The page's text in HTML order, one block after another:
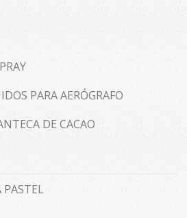
PARA AERÓGRAFO
DE CACAO
PASTEL